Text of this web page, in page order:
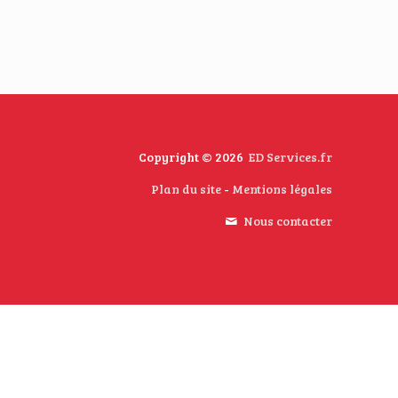
Copyright © 2026 ED Services.fr
Plan du site- Mentions légales
Nous contacter